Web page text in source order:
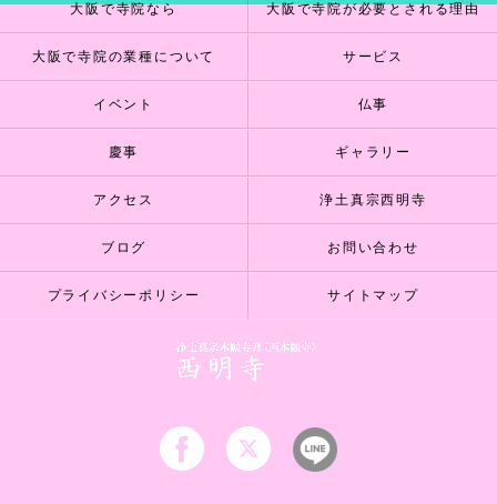
大阪で寺院なら 大阪で寺院が必要とされる理由
大阪で寺院の業種について サービス
イベント 仏事
慶事 ギャラリー
アクセス 浄土真宗西明寺
ブログ お問い合わせ
プライバシーポリシー サイトマップ